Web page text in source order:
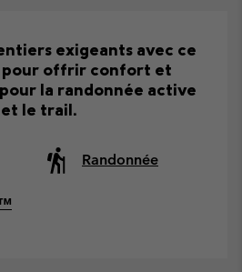
exigeants avec ce
pour offrir confort et
la randonnée active
et le trail.
Randonnée